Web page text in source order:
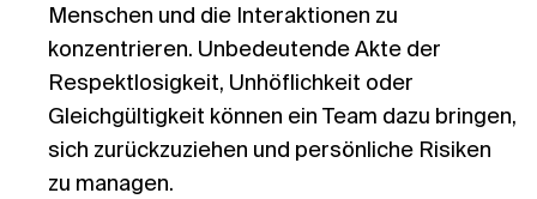
Menschen und die Interaktionen zu
konzentrieren. Unbedeutende Akte der
Respektlosigkeit, Unhöflichkeit oder
Gleichgültigkeit können ein Team dazu bringen,
sich zurückzuziehen und persönliche Risiken
zu managen.